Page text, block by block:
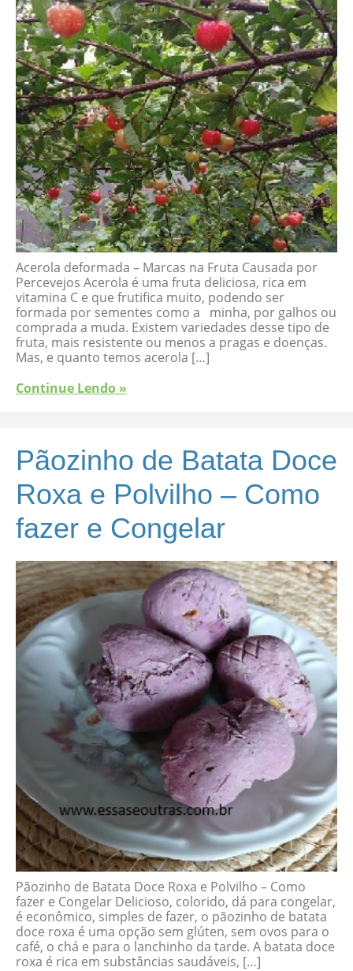
Acerola deformada – Marcas na Fruta Causada por
Percevejos Acerola é uma fruta deliciosa, rica em
vitamina C e que frutifica muito, podendo ser
formada por sementes como a minha, por galhos ou
comprada a muda. Existem variedades desse tipo de
fruta, mais resistente ou menos a pragas e doenças.
Mas, e quanto temos acerola […]
Continue Lendo »
Pãozinho de Batata Doce
Roxa e Polvilho – Como
fazer e Congelar
Pãozinho de Batata Doce Roxa e Polvilho – Como
fazer e Congelar Delicioso, colorido, dá para congelar,
é econômico, simples de fazer, o pãozinho de batata
doce roxa é uma opção sem glúten, sem ovos para o
café, o chá e para o lanchinho da tarde. A batata doce
roxa é rica em substâncias saudáveis, […]